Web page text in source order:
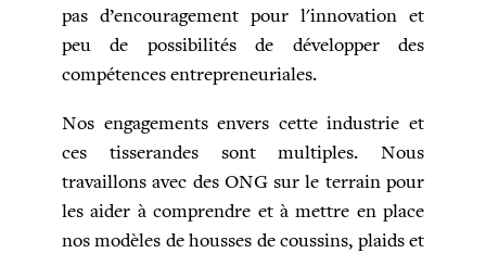
pas d’encouragement pour l'innovation et
peu de possibilités de développer des
compétences entrepreneuriales.
Nos engagements envers cette industrie et
ces tisserandes sont multiples. Nous
travaillons avec des ONG sur le terrain pour
les aider à comprendre et à mettre en place
nos modèles de housses de coussins, plaids et